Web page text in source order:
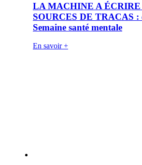
LA MACHINE A ÉCRIRE
SOURCES DE TRACAS :
Semaine santé mentale
En savoir +